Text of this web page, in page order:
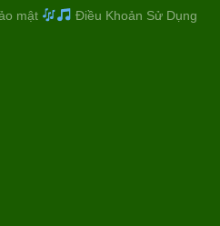
mật Điều Khoản Sử Dụng